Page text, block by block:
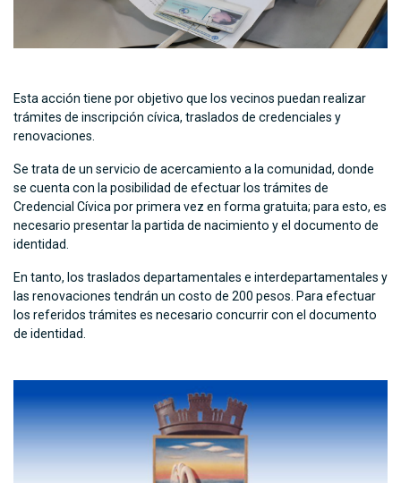
Esta acción tiene por objetivo que los vecinos puedan realizar
trámites de inscripción cívica, traslados de credenciales y
renovaciones.
Se trata de un servicio de acercamiento a la comunidad, donde
se cuenta con la posibilidad de efectuar los trámites de
Credencial Cívica por primera vez en forma gratuita; para esto, es
necesario presentar la partida de nacimiento y el documento de
identidad.
En tanto, los traslados departamentales e interdepartamentales y
las renovaciones tendrán un costo de 200 pesos. Para efectuar
los referidos trámites es necesario concurrir con el documento
de identidad.